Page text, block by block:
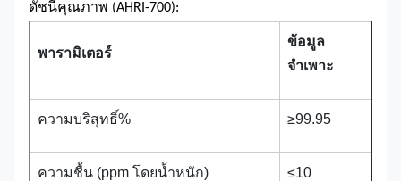
ดัชนีคุณภาพ (AHRI-700):
พารามิเตอร์
ข้อมูล
จำเพาะ
ความบริสุทธิ์% ≥99.95
ความชื้น (ppm โดยน้ำหนัก) ≤10